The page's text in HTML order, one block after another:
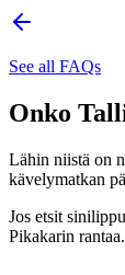
See all FAQs
Onko
Lähin niistä on
kävelymatkan
Jos etsit
Pikakarin rantaa.